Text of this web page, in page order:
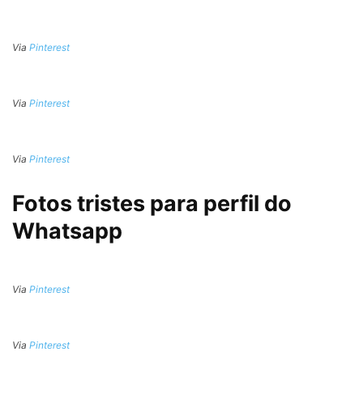
Via Pinterest
Via Pinterest
Via Pinterest
Fotos tristes para perfil do
Whatsapp
Via Pinterest
Via Pinterest